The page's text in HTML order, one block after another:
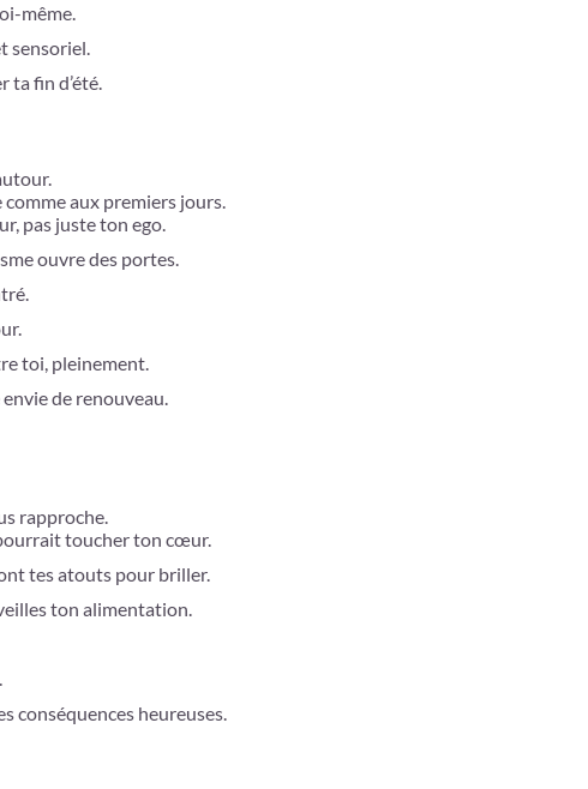
même.
sensoriel.
ta fin d’été.
aux premiers jours.
pas juste ton ego.
ouvre des portes.
toi, pleinement.
de renouveau.
rapproche.
toucher ton cœur.
tes atouts pour briller.
ton alimentation.
conséquences heureuses.